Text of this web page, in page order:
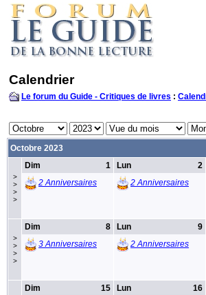
Calendrier
Le forum du Guide - Critiques de livres :
Octobre 2023
>
>
>
>
1
Dim
2 Anniversaires
2
Lun
2 Anniversaires
>
>
>
>
8
Dim
3 Anniversaires
9
Lun
2 Anniversaires
15
Dim
16
Lun